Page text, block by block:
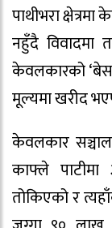
पाथीभरा
नहुँदै विवादमा
केवलकारको ‘बेस
मूल्यमा खरीद
केवलकार
काफ्ले
तोकिएको र